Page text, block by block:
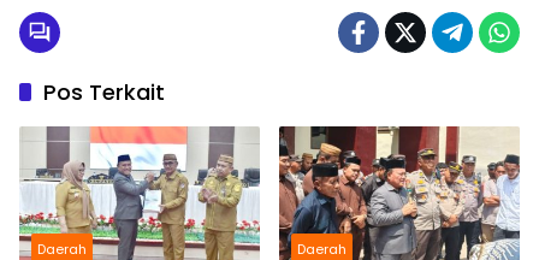
Pos Terkait
Daerah Daerah